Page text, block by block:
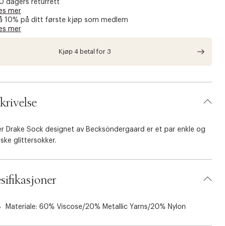
dagers returrett
mer
10% på ditt første kjøp som medlem
mer
Kjøp 4 betal for 3
Drake Sock designet av Becksöndergaard er et par enkle og
glittersokker.
Materiale: 60% Viscose/20% Metallic Yarns/20% Nylon